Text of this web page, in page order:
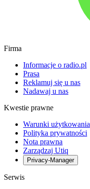
Firma
Informacje o radio.pl
Prasa
Reklamuj się u nas
Nadawaj u nas
Kwestie prawne
Warunki użytkowania
Polityka prywatności
Nota prawna
Zarządzaj Utiq
Privacy-Manager
Serwis